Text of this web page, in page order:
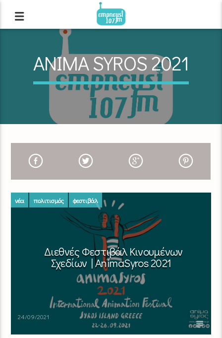
ANIMA SYROS 2021
νέα πολιτισμός φεστιβάλ
Διεθνές Φεστιβάλ Κινουμένων
Σχεδίων | AnimaSyros 2021
24/09/2021